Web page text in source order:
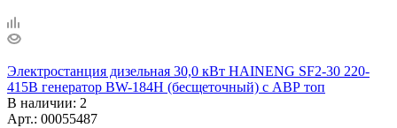
Электростанция дизельная 30,0 кВт HAINENG SF2-30 220-
415В генератор BW-184Н (бесщеточный) с АВР топ
В наличии: 2
Арт.: 00055487